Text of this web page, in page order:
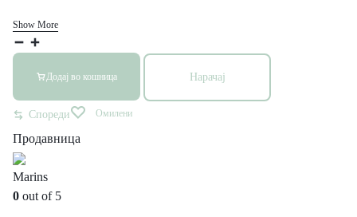
Show More
Додај во кошница Нарачај
Спореди Омилени
Продавница
Marins
0 out of 5